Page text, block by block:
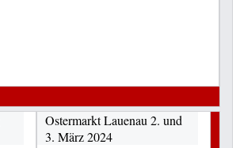
Ostermarkt Lauenau 2. und
3. März 2024